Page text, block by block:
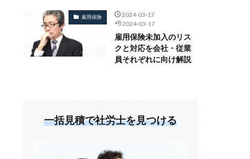
雇用保険
2024-03-17
2024-03-17
雇用保険未加入のリス
クと対応を会社・従業
員それぞれに向け解説
一括見積で社労士を見つける